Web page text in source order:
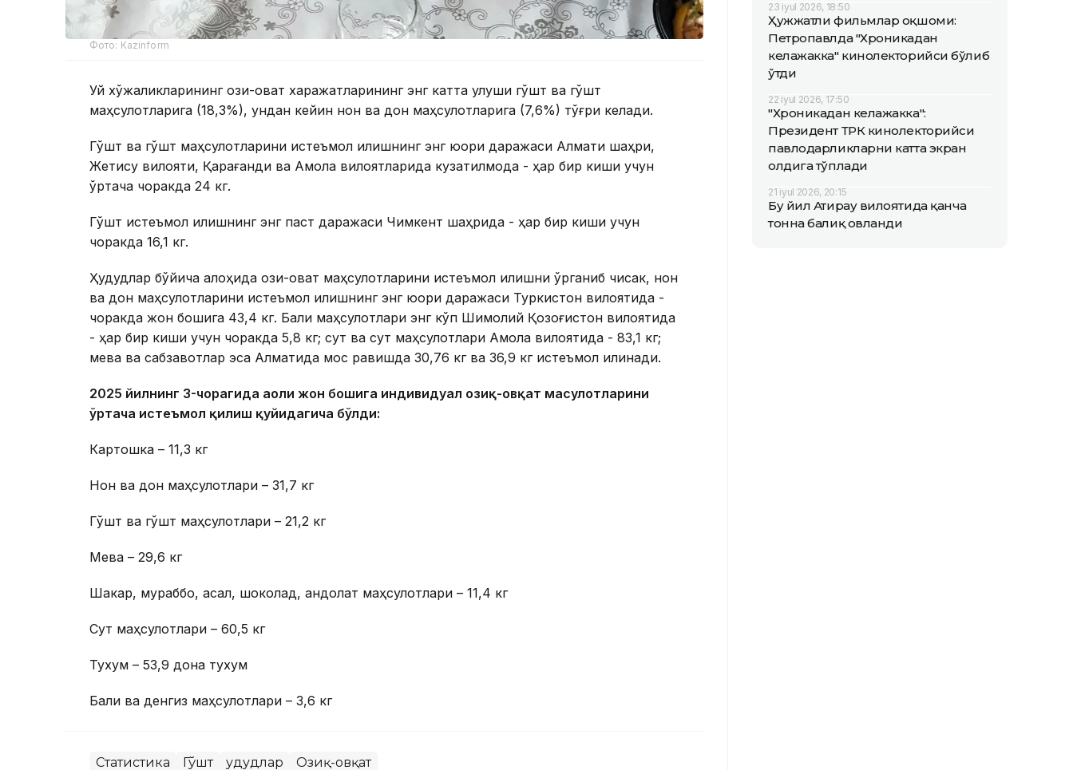
Фото: Kazinform
Уй хўжаликларининг озиқ-овқат харажатларининг энг катта улуши гўшт ва гўшт
маҳсулотларига (18,3%), ундан кейин нон ва дон маҳсулотларига (7,6%) тўғри келади.
Гўшт ва гўшт маҳсулотларини истеъмол қилишнинг энг юқори даражаси Алмати шаҳри,
Жетису вилояти, Қарағанди ва Ақмола вилоятларида кузатилмоқда - ҳар бир киши учун
ўртача чоракда 24 кг.
Гўшт истеъмол қилишнинг энг паст даражаси Чимкент шаҳрида - ҳар бир киши учун
чоракда 16,1 кг.
Ҳудудлар бўйича алоҳида озиқ-овқат маҳсулотларини истеъмол қилишни ўрганиб чиқсак, нон
ва дон маҳсулотларини истеъмол қилишнинг энг юқори даражаси Туркистон вилоятида -
чоракда жон бошига 43,4 кг. Балиқ маҳсулотлари энг кўп Шимолий Қозоғистон вилоятида
- ҳар бир киши учун чоракда 5,8 кг; сут ва сут маҳсулотлари Ақмола вилоятида - 83,1 кг;
мева ва сабзавотлар эса Алматида мос равишда 30,76 кг ва 36,9 кг истеъмол қилинади.
2025 йилнинг 3-чорагида аҳоли жон бошига индивидуал озиқ-овқат маҳсулотларини
ўртача истеъмол қилиш қуйидагича бўлди:
Картошка – 11,3 кг
Нон ва дон маҳсулотлари – 31,7 кг
Гўшт ва гўшт маҳсулотлари – 21,2 кг
Мева – 29,6 кг
Шакар, мураббо, асал, шоколад, қандолат маҳсулотлари – 11,4 кг
Сут маҳсулотлари – 60,5 кг
Тухум – 53,9 дона тухум
Балиқ ва денгиз маҳсулотлари – 3,6 кг
Статистика Гўшт Ҳудудлар Озиқ-овқат
23 iyul 2026, 18:50
Ҳужжатли фильмлар оқшоми:
Петропавлда "Хроникадан
келажакка" кинолекторийси бўлиб
ўтди
22 iyul 2026, 17:50
"Хроникадан келажакка":
Президент ТРК кинолекторийси
павлодарликларни катта экран
олдига тўплади
21 iyul 2026, 20:15
Бу йил Атирау вилоятида қанча
тонна балиқ овланди